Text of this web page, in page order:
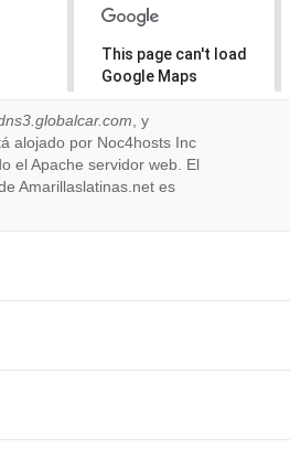
This page can't load
Google Maps
correctly.
Do you
own this
website?
, y
alojado por Noc4hosts Inc
el Apache servidor web. El
Amarillaslatinas.net es